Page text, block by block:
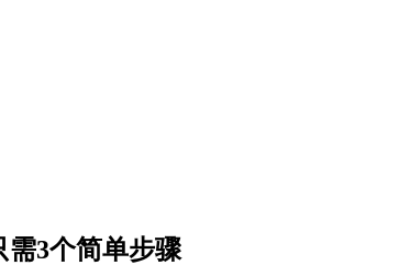
需3个简单步骤